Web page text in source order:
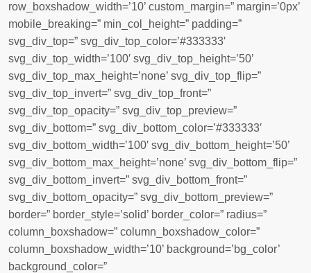
row_boxshadow_width=’10’ custom_margin=” margin=’0px’
mobile_breaking=” min_col_height=” padding=”
svg_div_top=” svg_div_top_color=’#333333′
svg_div_top_width=’100′ svg_div_top_height=’50’
svg_div_top_max_height=’none’ svg_div_top_flip=”
svg_div_top_invert=” svg_div_top_front=”
svg_div_top_opacity=” svg_div_top_preview=”
svg_div_bottom=” svg_div_bottom_color=’#333333′
svg_div_bottom_width=’100′ svg_div_bottom_height=’50’
svg_div_bottom_max_height=’none’ svg_div_bottom_flip=”
svg_div_bottom_invert=” svg_div_bottom_front=”
svg_div_bottom_opacity=” svg_div_bottom_preview=”
border=” border_style=’solid’ border_color=” radius=”
column_boxshadow=” column_boxshadow_color=”
column_boxshadow_width=’10’ background=’bg_color’
background_color=”